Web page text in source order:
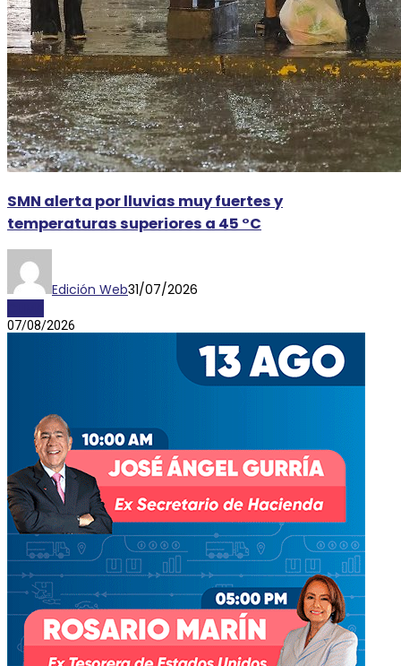
SMN alerta por lluvias muy fuertes y
temperaturas superiores a 45 °C
Edición Web31/07/2026
07/08/2026